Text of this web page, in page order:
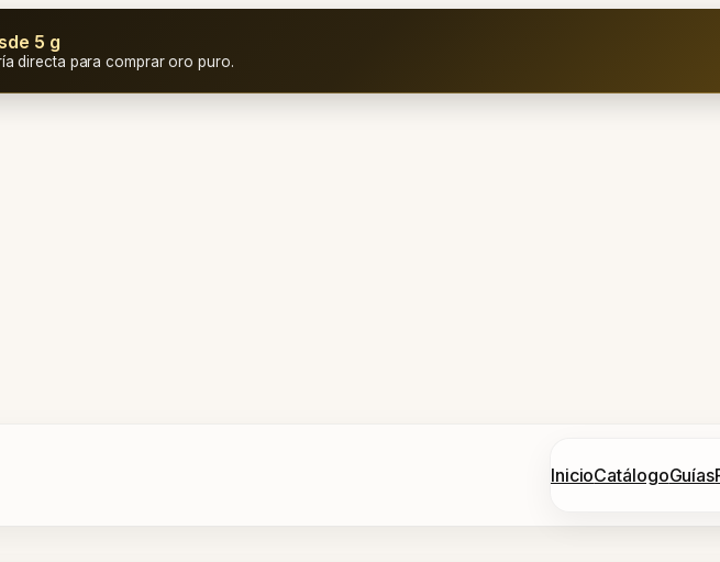
5 g
directa para comprar oro puro.
InicioCatálogoGuías